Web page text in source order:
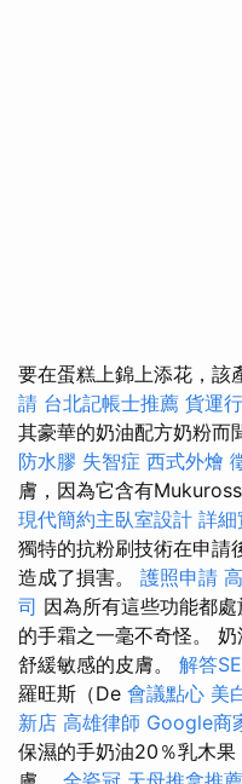
要在蛋糕上錦上添花，該
請 台北記帳士推薦 貨運行
其豪華的奶油​​配方奶粉而
防水膠 失智症 西式外燴
膚，因為它含有
現代簡約主臥室設計 詳
獨特的抗粉刷技術在申請
造成了損害。 護照申請
司 因為所有這些功能都
的手霜之一毫不奇怪。
舒緩敏感的皮膚。 解答
羅旺斯（De 會議點心 美
新店 高雄律師 Google商
保濕的手奶油20％乳木